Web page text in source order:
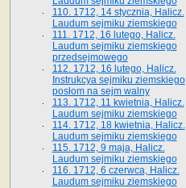
110. 1712, 14 stycznia, Halicz.
Laudum sejmiku ziemskiego
111. 1712, 16 lutego, Halicz.
Laudum sejmiku ziemskiego
przedsejmowego
112. 1712, 16 lutego, Halicz.
Instrukcya sejmiku ziemskiego
posłom na sejm walny
113. 1712, 11 kwietnia, Halicz.
Laudum sejmiku ziemskiego
114. 1712, 18 kwietnia, Halicz.
Laudum sejmiku ziemskiego
115. 1712, 9 maja, Halicz.
Laudum sejmiku ziemskiego
116. 1712, 6 czerwca, Halicz.
Laudum sejmiku ziemskiego